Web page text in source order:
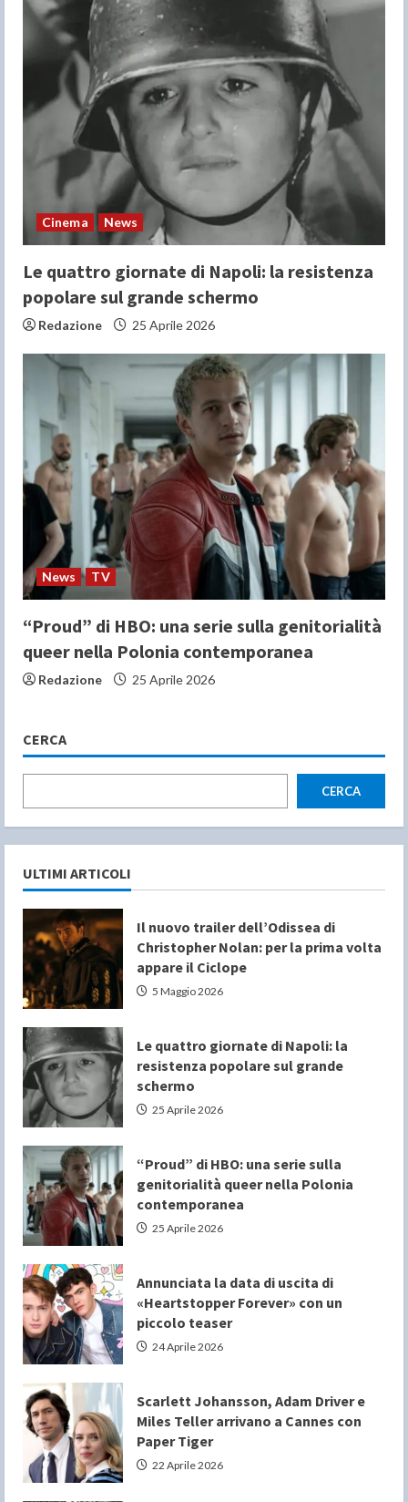
Cinema News
Le quattro giornate di Napoli: la resistenza
popolare sul grande schermo
Redazione 25 Aprile 2026
News TV
“Proud” di HBO: una serie sulla genitorialità
queer nella Polonia contemporanea
Redazione 25 Aprile 2026
CERCA
CERCA
ULTIMI ARTICOLI
Il nuovo trailer dell’Odissea di
Christopher Nolan: per la prima volta
appare il Ciclope
5 Maggio 2026
Le quattro giornate di Napoli: la
resistenza popolare sul grande
schermo
25 Aprile 2026
“Proud” di HBO: una serie sulla
genitorialità queer nella Polonia
contemporanea
25 Aprile 2026
Annunciata la data di uscita di
«Heartstopper Forever» con un
piccolo teaser
24 Aprile 2026
Scarlett Johansson, Adam Driver e
Miles Teller arrivano a Cannes con
Paper Tiger
22 Aprile 2026